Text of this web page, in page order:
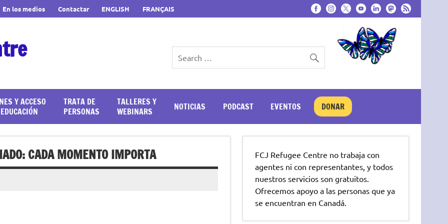
En los medios Contactar ENGLISH FRANÇAIS
Y ACCESO
TRATA DE
PERSONAS
TALLERES Y
WEBINARS
NOTICIAS PODCAST EVENTOS DONAR
CADA MOMENTO IMPORTA
FCJ Refugee Centre no trabaja con
agentes ni con representantes, y todos
nuestros servicios son gratuitos.
Ofrecemos apoyo a las personas que ya
se encuentran en Canadá.